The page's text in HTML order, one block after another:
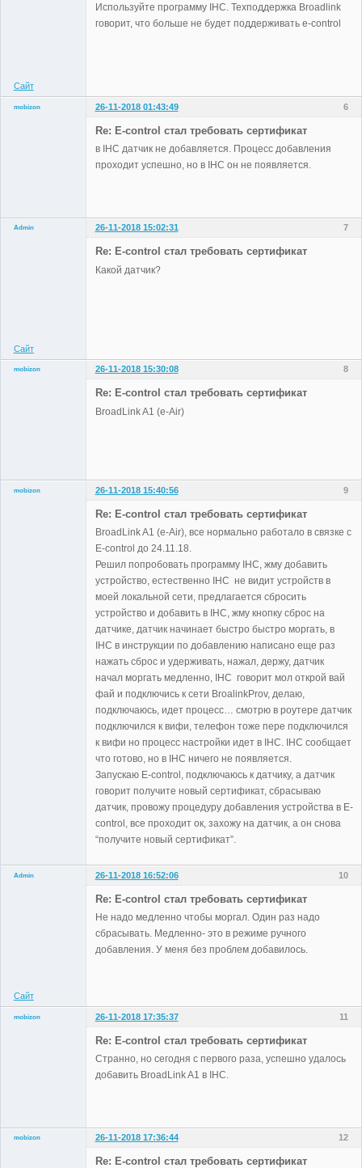
Используйте программу IHC. Техподдержка Broadlink
говорит, что больше не будет поддерживать e-control
Сайт
6
mobizon
26-11-2018 01:43:49
Re: E-control стал требовать сертификат
в IHC датчик не добавляется. Процесс добавления
проходит успешно, но в IHC он не появляется.
7
Admin 26-11-2018 15:02:31
Re: E-control стал требовать сертификат
Какой датчик?
Сайт
8
mobizon
26-11-2018 15:30:08
Re: E-control стал требовать сертификат
BroadLink A1 (e-Air)
9
mobizon
26-11-2018 15:40:56
Re: E-control стал требовать сертификат
BroadLink A1 (e-Air), все нормально работало в связке с
E-control до 24.11.18.
Решил попробовать программу IHC, жму добавить
устройство, естественно IHC не видит устройств в
моей локальной сети, предлагается сбросить
устройство и добавить в IHC, жму кнопку сброс на
датчике, датчик начинает быстро быстро моргать, в
IHC в инструкции по добавлению написано еще раз
нажать сброс и удерживать, нажал, держу, датчик
начал моргать медленно, IHC говорит мол открой вай
фай и подключись к сети BroalinkProv, делаю,
подключаюсь, идет процесс… смотрю в роутере датчик
подключился к вифи, телефон тоже пере подключился
к вифи но процесс настройки идет в IHC. IHC сообщает
что готово, но в IHC ничего не появляется.
Запускаю E-control, подключаюсь к датчику, а датчик
говорит получите новый сертификат, сбрасываю
датчик, провожу процедуру добавления устройства в E-
control, все проходит ок, захожу на датчик, а он снова
“получите новый сертификат”.
10
Admin 26-11-2018 16:52:06
Re: E-control стал требовать сертификат
Не надо медленно чтобы моргал. Один раз надо
сбрасывать. Медленно- это в режиме ручного
добавления. У меня без проблем добавилось.
Сайт
11
mobizon
26-11-2018 17:35:37
Re: E-control стал требовать сертификат
Странно, но сегодня с первого раза, успешно удалось
добавить BroadLink A1 в IHC.
12
mobizon
26-11-2018 17:36:44
Re: E-control стал требовать сертификат